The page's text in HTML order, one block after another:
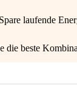
Spare laufende
die beste